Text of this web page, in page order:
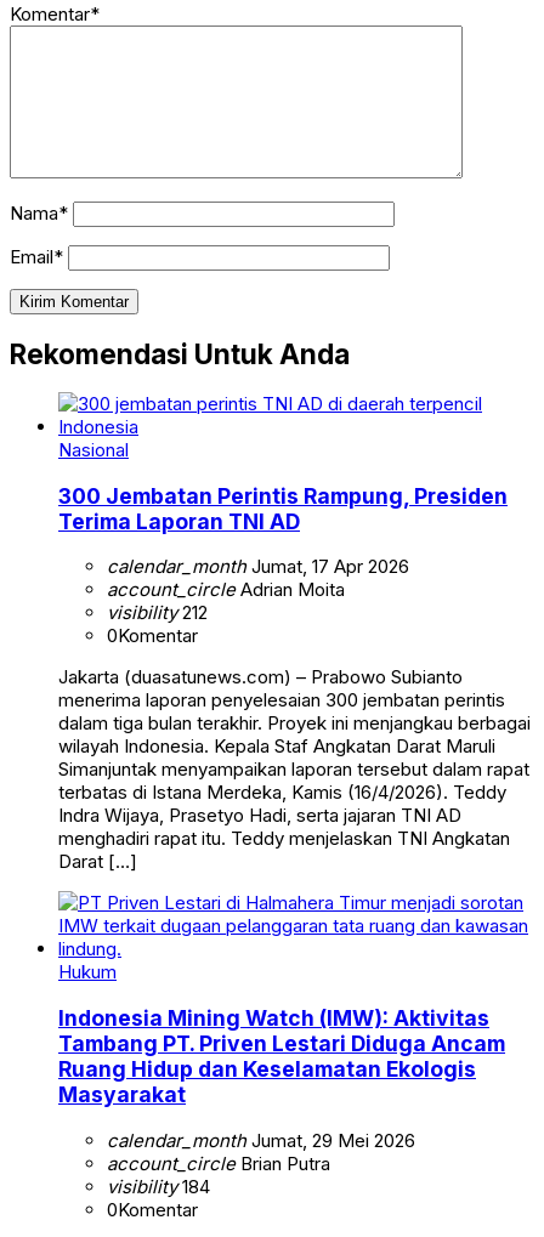
Komentar*
Nama*
Email*
Rekomendasi Untuk Anda
Nasional
300 Jembatan Perintis Rampung, Presiden
Terima Laporan TNI AD
calendar_monthJumat, 17 Apr 2026
account_circleAdrian Moita
visibility212
0Komentar
Jakarta (duasatunews.com) – Prabowo Subianto
menerima laporan penyelesaian 300 jembatan perintis
dalam tiga bulan terakhir. Proyek ini menjangkau berbagai
wilayah Indonesia. Kepala Staf Angkatan Darat Maruli
Simanjuntak menyampaikan laporan tersebut dalam rapat
terbatas di Istana Merdeka, Kamis (16/4/2026). Teddy
Indra Wijaya, Prasetyo Hadi, serta jajaran TNI AD
menghadiri rapat itu. Teddy menjelaskan TNI Angkatan
Darat […]
Hukum
Indonesia Mining Watch (IMW): Aktivitas
Tambang PT. Priven Lestari Diduga Ancam
Ruang Hidup dan Keselamatan Ekologis
Masyarakat
calendar_monthJumat, 29 Mei 2026
account_circleBrian Putra
visibility184
0Komentar